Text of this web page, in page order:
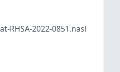
RHSA-2022-0851.nasl